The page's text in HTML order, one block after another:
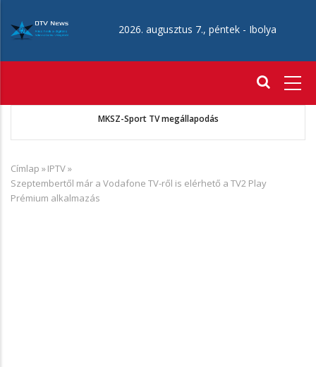
tartalomra
2026. augusztus 7., péntek - Ibolya
MKSZ-Sport TV megállapodás
Morzsa
Címlap »IPTV»
Szeptembertől már a Vodafone TV-ről is elérhető a TV2 Play
Prémium alkalmazás